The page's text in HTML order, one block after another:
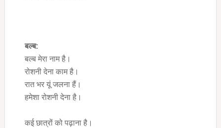
बल्ब:
बल्ब मेरा नाम है।
रोशनी देना काम है।
रात भर यूं जलना हैं।
हमेशा रोशनी देना है।
कई छात्रों को पढ़ाना है।